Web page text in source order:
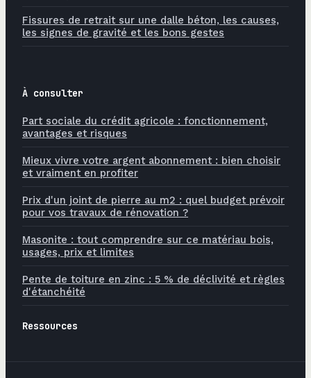
Fissures de retrait sur une dalle béton, les causes,
les signes de gravité et les bons gestes
À consulter
Part sociale du crédit agricole : fonctionnement,
avantages et risques
Mieux vivre votre argent abonnement : bien choisir
et vraiment en profiter
Prix d'un joint de pierre au m2 : quel budget prévoir
pour vos travaux de rénovation ?
Masonite : tout comprendre sur ce matériau bois,
usages, prix et limites
Pente de toiture en zinc : 5 % de déclivité et règles
d'étanchéité
Ressources